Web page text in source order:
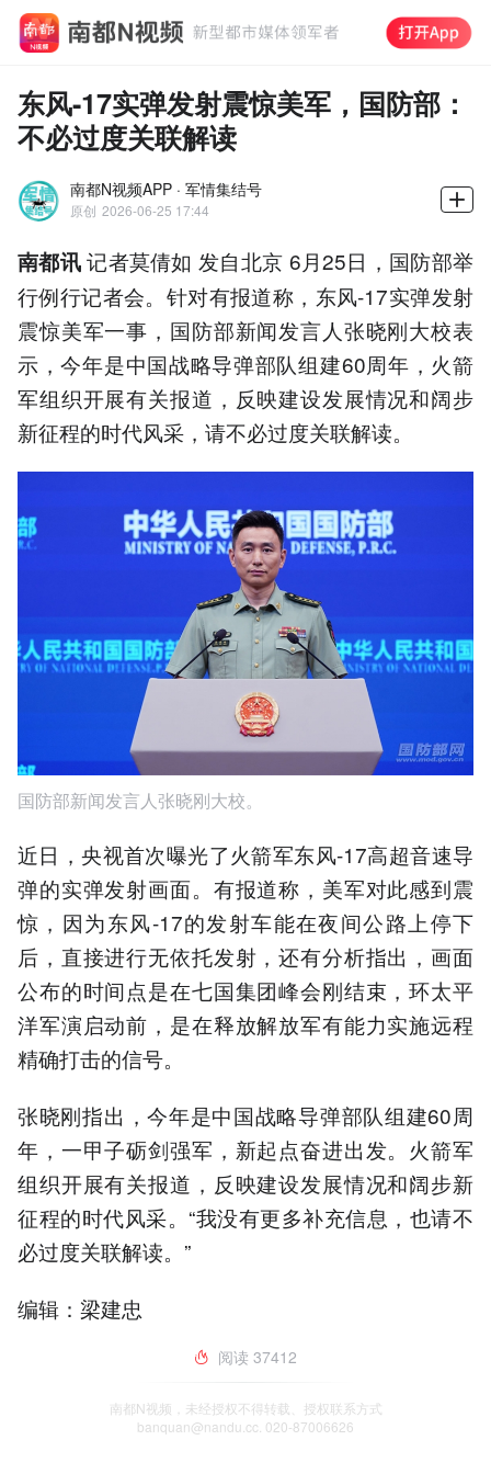
东风-17实弹发射震惊美军，国防部：
不必过度关联解读
南都N视频APP · 军情集结号
原创 2026-06-25 17:44
南都讯记者莫倩如 发自北京 6月25日，国防部举
行例行记者会。针对有报道称，东风-17实弹发射
震惊美军一事，国防部新闻发言人张晓刚大校表
示，今年是中国战略导弹部队组建60周年，火箭
军组织开展有关报道，反映建设发展情况和阔步
新征程的时代风采，请不必过度关联解读。
国防部新闻发言人张晓刚大校。
近日，央视首次曝光了火箭军东风-17高超音速导
弹的实弹发射画面。有报道称，美军对此感到震
惊，因为东风-17的发射车能在夜间公路上停下
后，直接进行无依托发射，还有分析指出，画面
公布的时间点是在七国集团峰会刚结束，环太平
洋军演启动前，是在释放解放军有能力实施远程
精确打击的信号。
张晓刚指出，今年是中国战略导弹部队组建60周
年，一甲子砺剑强军，新起点奋进出发。火箭军
组织开展有关报道，反映建设发展情况和阔步新
征程的时代风采。“我没有更多补充信息，也请不
必过度关联解读。”
编辑：梁建忠
阅读 37412
南都N视频，未经授权不得转载、授权联系方式
banquan@nandu.cc. 020-87006626